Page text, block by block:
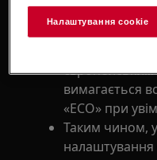
кожного циклу.
З третього
вимагається
«ECO» при
Таким чином,
налаштування
Налаштування cookie